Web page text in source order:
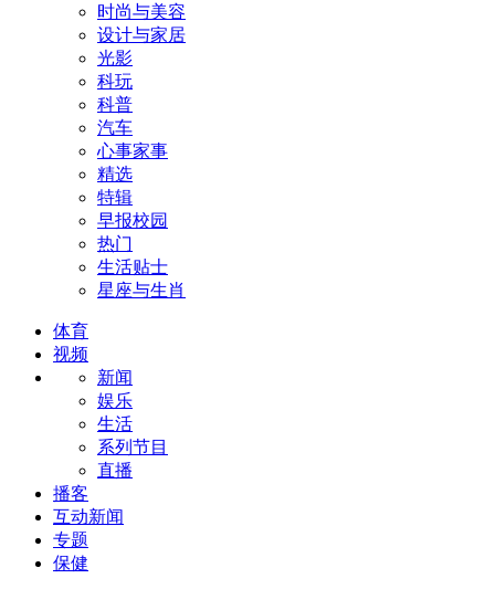
时尚与美容
设计与家居
光影
科玩
科普
汽车
心事家事
精选
特辑
早报校园
热门
生活贴士
星座与生肖
体育
视频
新闻
娱乐
生活
系列节目
直播
播客
互动新闻
专题
保健